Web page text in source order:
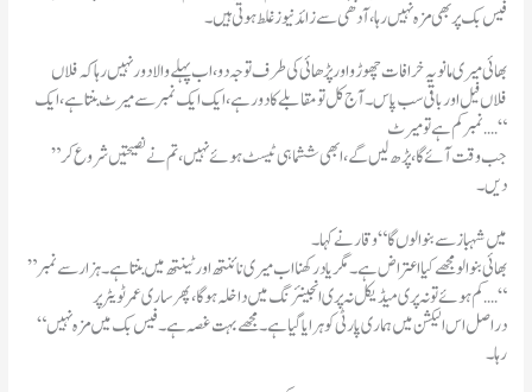
فیس بک پر بھی مزہ نہیں رہا،آدھی سے زائد نیوز غلط ہوتی ہیں۔
بھائی میری مانو یہ خرافات چھوڑو اور پڑھائی کی طرف توجہ دو،اب پہلے والا دور نہیں رہا کہ فلاں
فلاں فیل اور باقی سب پاس۔آج کل تو مقابلے کا دور ہے،ایک ایک نمبر سے میرٹ بنتا ہے،ایک
نمبر کم ہے تو میرٹ․․․․“
”جب وقت آئے گا،پڑھ لیں گے،ابھی ششماہی ٹیسٹ ہوئے نہیں،تم نے نصیحتیں شروع کر
دیں۔
میں شہباز سے بنوا لوں گا“ وقار نے کہا۔
”بھائی بنوا لو مجھے کیا اعتراض ہے۔مگر یاد رکھنا اب میری نائنتھ اور ٹینتھ میں بنتا ہے۔ہزار سے نمبر
کم ہوئے تو نہ پری میڈیکل نہ پری انجینئرنگ میں داخلہ ہو گا،پھر ساری عمر ٹویٹر پر․․․․“
“دراصل اس الیکشن میں ہماری پارٹی کو ہرایا گیا ہے۔مجھے بہت غصہ ہے۔فیس بک میں مزہ نہیں
رہا۔